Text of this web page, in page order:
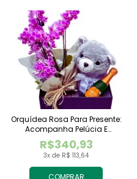
COMPRAR
3x de R$ 113,64
R$340,93
Orquídea Rosa Para Presente:
Acompanha Pelúcia E
Espumante